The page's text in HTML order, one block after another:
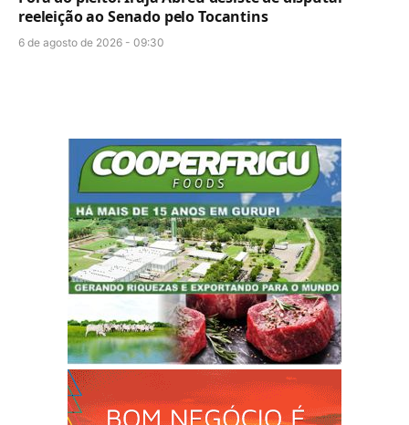
reeleição ao Senado pelo Tocantins
6 de agosto de 2026 - 09:30